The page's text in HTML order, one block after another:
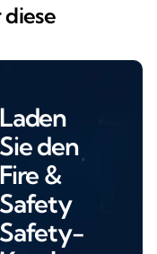
diese
Laden
Sie den
Fire &
Safety
Safety-